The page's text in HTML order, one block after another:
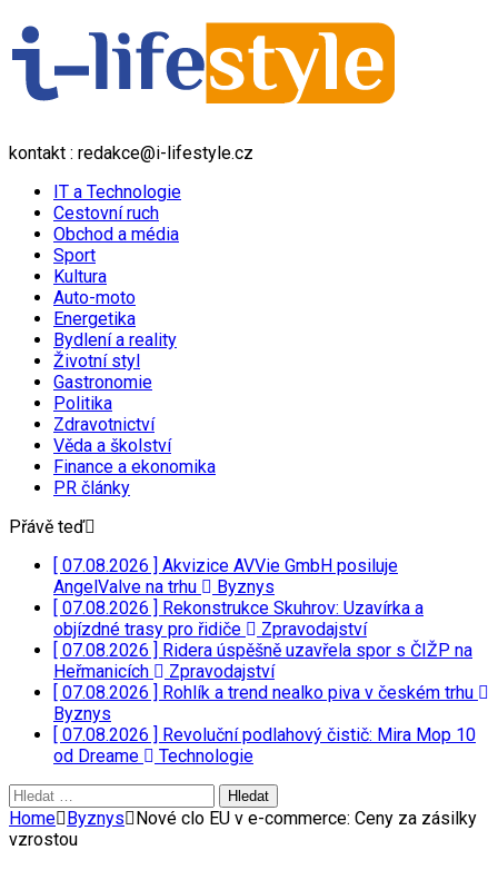
kontakt : redakce@i-lifestyle.cz
IT a Technologie
Cestovní ruch
Obchod a média
Sport
Kultura
Auto-moto
Energetika
Bydlení a reality
Životní styl
Gastronomie
Politika
Zdravotnictví
Věda a školství
Finance a ekonomika
PR články
Přávě teď
[ 07.08.2026 ] Akvizice AVVie GmbH posiluje
AngelValve na trhu
Byznys
[ 07.08.2026 ] Rekonstrukce Skuhrov: Uzavírka a
objízdné trasy pro řidiče
Zpravodajství
[ 07.08.2026 ] Ridera úspěšně uzavřela spor s ČIŽP na
Heřmanicích
Zpravodajství
[ 07.08.2026 ] Rohlík a trend nealko piva v českém trhu
Byznys
[ 07.08.2026 ] Revoluční podlahový čistič: Mira Mop 10
od Dreame
Technologie
Vyhledávání
Home Byznys
Nové clo EU v e-commerce: Ceny za zásilky
vzrostou